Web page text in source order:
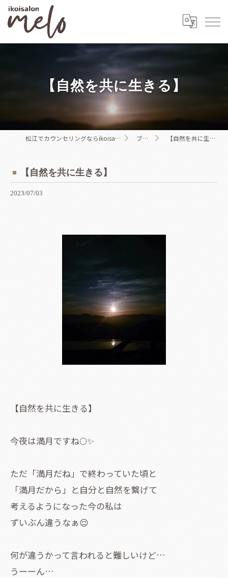
【自然を共に生きる】
松江でカウンセリングならikoisalon melo ブログ 【自然を共に生きる】
【自然を共に生きる】
2023/07/03
【自然を共に生きる】
今夜は満月ですね🌕✨
ただ「満月だね」で終わっていた頃と
「満月だから」と自分と自然を繋げて
考えるようになった今の私は
ずいぶん違うなぁ😌
何が違うかって言われると難しいけど…
うーーん…